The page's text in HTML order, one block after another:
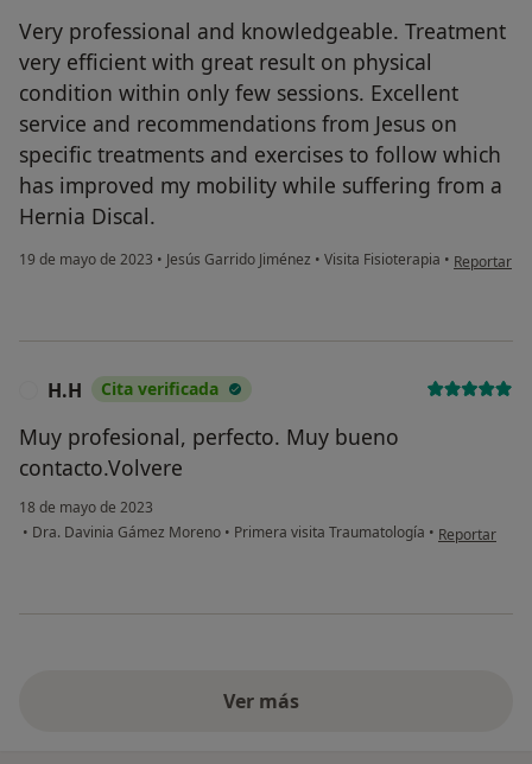
Very professional and knowledgeable. Treatment
very efficient with great result on physical
condition within only few sessions. Excellent
service and recommendations from Jesus on
specific treatments and exercises to follow which
has improved my mobility while suffering from a
Hernia Discal.
19 de mayo de 2023 • Jesús Garrido Jiménez • Visita Fisioterapia • en opinión
Reportar
H.H Cita verificada
Muy profesional, perfecto. Muy bueno
contacto.Volvere
18 de mayo de 2023
• Dra. Davinia Gámez Moreno • Primera visita Traumatología • en opinión
Reportar
Ver más